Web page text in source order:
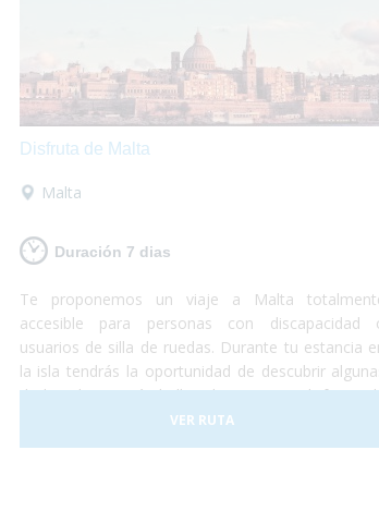
Disfruta de Malta
Malta
Duración 7 dias
Te proponemos un viaje a Malta
accesible para personas con discapacidad
usuarios de silla de ruedas. Durante tu estancia
la isla tendrás la oportunidad de descubrir
de las playas más bellas de Europa y disfrutar
un gran patrimonio cultural perfectamente
conservado. Malta consta con tres islas
VER RUTA